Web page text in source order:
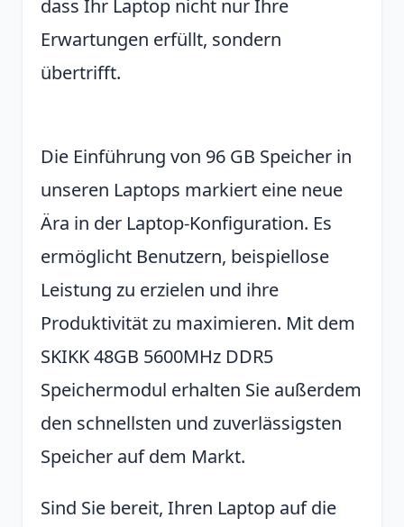
dass Ihr Laptop nicht nur Ihre
Erwartungen erfüllt, sondern
übertrifft.
Die Einführung von 96 GB Speicher in
unseren Laptops markiert eine neue
Ära in der Laptop-Konfiguration. Es
ermöglicht Benutzern, beispiellose
Leistung zu erzielen und ihre
Produktivität zu maximieren. Mit dem
SKIKK 48GB 5600MHz DDR5
Speichermodul erhalten Sie außerdem
den schnellsten und zuverlässigsten
Speicher auf dem Markt.
Sind Sie bereit, Ihren Laptop auf die